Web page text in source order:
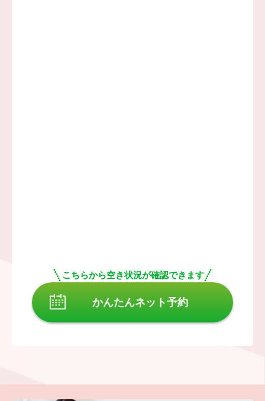
こちらから空き状況が確認できます
かんたんネット予約